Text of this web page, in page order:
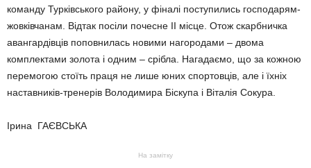
ко­манду Турківського району, у фіналі по­ступились господарям-
жовків­чанам. Від­так посіли почесне ІІ місце. Отож скарб­ничка
авангардівців попов­нилась новими наго­родами – двома
комплектами золота і одним – срібла. Нагадаємо, що за кожною
перемогою стоїть праця не лише юних спор­товців, але і їхніх
наставників-тренерів Володимира Біскупа і Віталія Сокура.
Ірина ГАЄВСЬКА
На замітку